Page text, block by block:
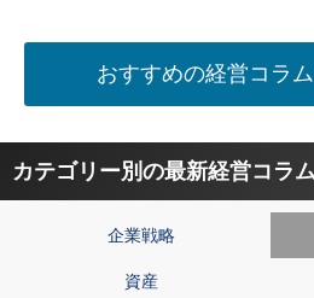
おすすめの経営コラ
カテゴリー別の最新経営コラ
企業戦略
資産